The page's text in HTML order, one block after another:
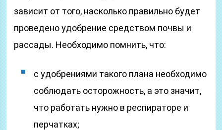
зависит от того, насколько правильно будет
проведено удобрение средством почвы и
рассады. Необходимо помнить, что:
с удобрениями такого плана необходимо
соблюдать осторожность, а это значит,
что работать нужно в респираторе и
перчатках;